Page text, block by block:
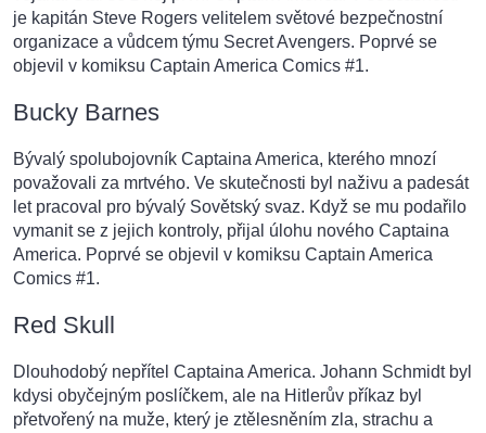
je kapitán Steve Rogers velitelem světové bezpečnostní
organizace a vůdcem týmu Secret Avengers. Poprvé se
objevil v komiksu Captain America Comics #1.
Bucky Barnes
Bývalý spolubojovník Captaina America, kterého mnozí
považovali za mrtvého. Ve skutečnosti byl naživu a padesát
let pracoval pro bývalý Sovětský svaz. Když se mu podařilo
vymanit se z jejich kontroly, přijal úlohu nového Captaina
America. Poprvé se objevil v komiksu Captain America
Comics #1.
Red Skull
Dlouhodobý nepřítel Captaina America. Johann Schmidt byl
kdysi obyčejným poslíčkem, ale na Hitlerův příkaz byl
přetvořený na muže, který je ztělesněním zla, strachu a